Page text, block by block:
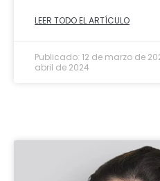
LEER TODO EL ARTÍCULO
Publicado: 12 de marzo de
abril de 2024